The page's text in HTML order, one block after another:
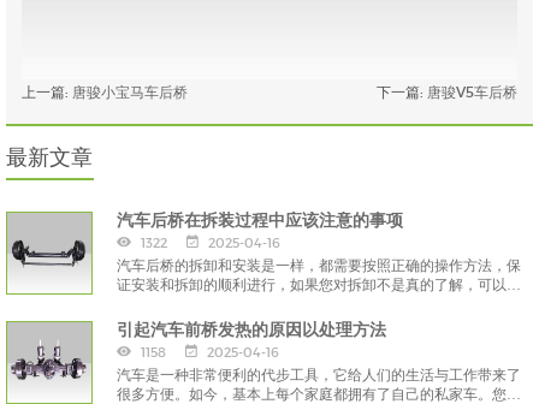
上一篇: 唐骏小宝马车后桥 下一篇: 唐骏V5车后桥
最新文章
汽车后桥在拆装过程中应该注意的事项
1322
2025-04-16
汽车后桥的拆卸和安装是一样，都需要按照正确的操作方法，保
证安装和拆卸的顺利进行，如果您对拆卸不是真的了解，可以寻
汽车后桥造成严重伤害。
引起汽车前桥发热的原因以处理方法
1158
2025-04-16
汽车是一种非常便利的代步工具，它给人们的生活与工作带来了
很多方便。如今，基本上每个家庭都拥有了自己的私家车。您知